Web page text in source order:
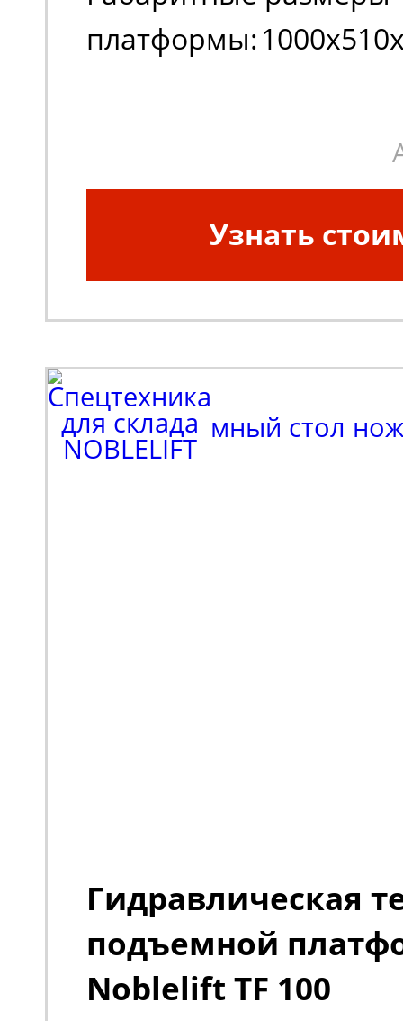
платформы:
Грузоподъемность, кг:
Узнать
Гидравлическая
подъемной
Noblelift TF 100